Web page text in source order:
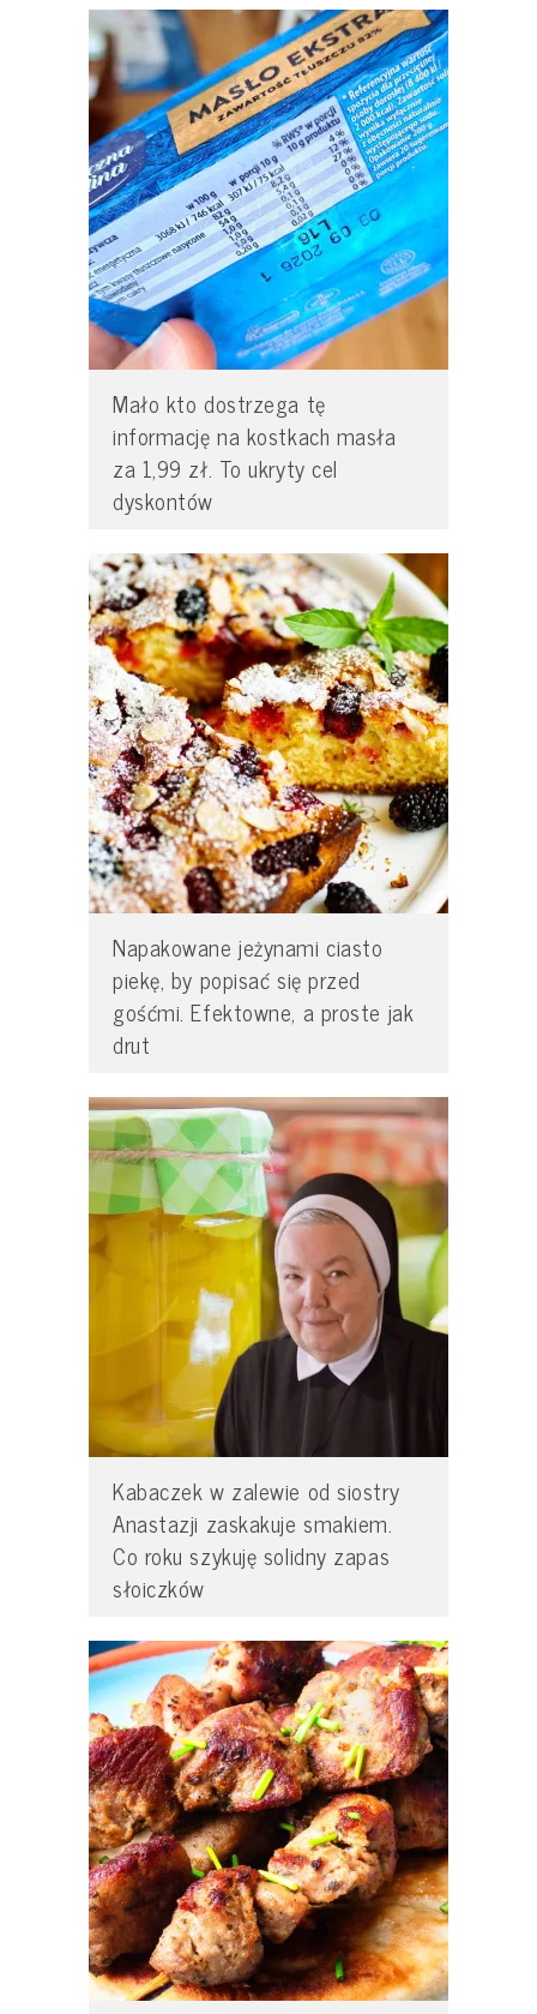
Mało kto dostrzega tę
informację na kostkach masła
za 1,99 zł. To ukryty cel
dyskontów
Napakowane jeżynami ciasto
piekę, by popisać się przed
gośćmi. Efektowne, a proste jak
drut
Kabaczek w zalewie od siostry
Anastazji zaskakuje smakiem.
Co roku szykuję solidny zapas
słoiczków